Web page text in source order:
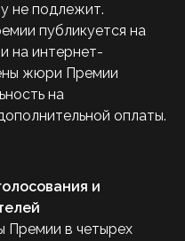
не подлежит.
публикуется на
на интернет-
жюри Премии
на
оплаты.
и
Премии в четырех